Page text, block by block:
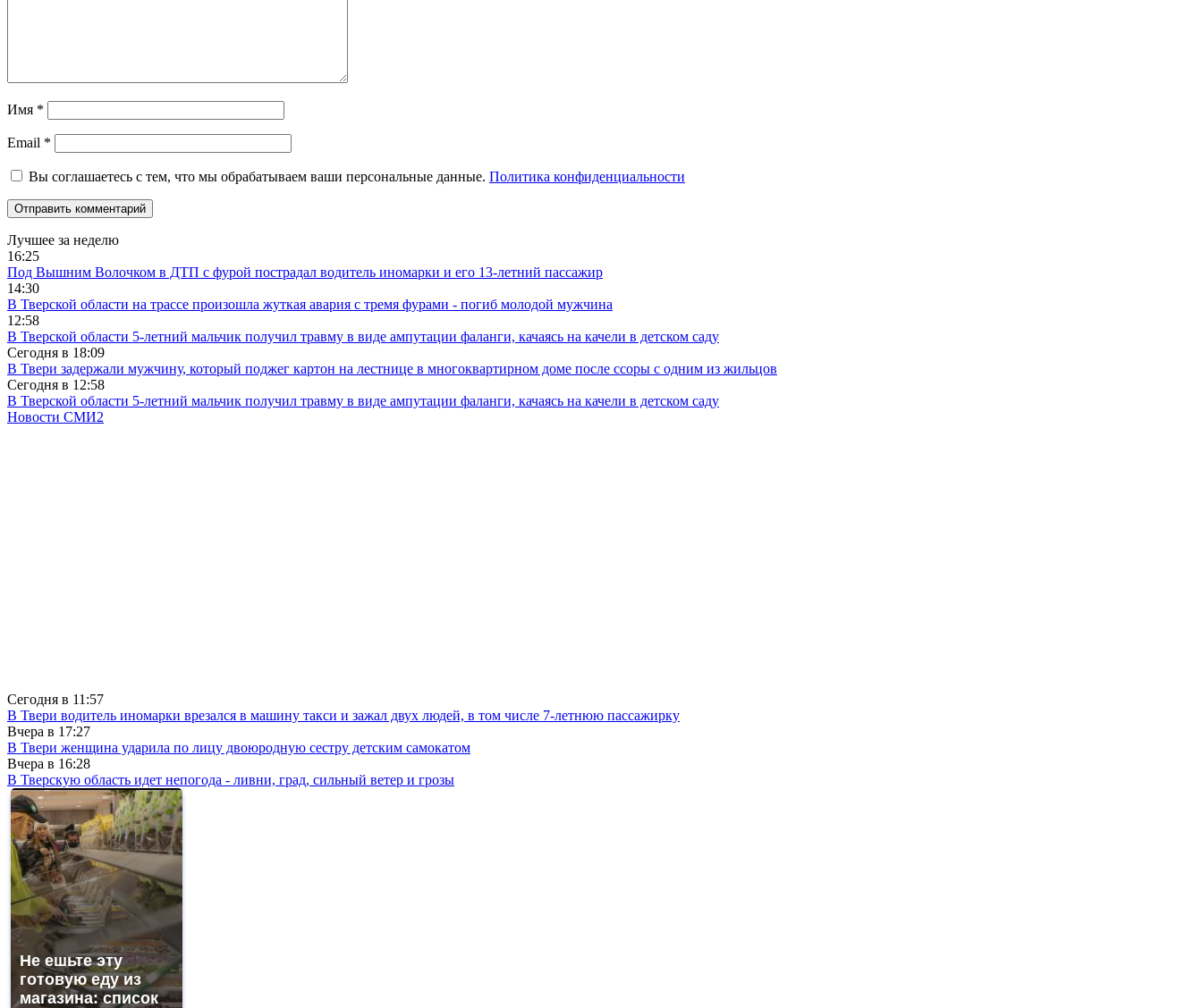
Имя *
Email *
Вы соглашаетесь с тем, что мы обрабатываем ваши персональные данные. Политика конфиденциальности
Лучшее за неделю
16:25
Под Вышним Волочком в ДТП с фурой пострадал водитель иномарки и его 13-летний пассажир
14:30
В Тверской области на трассе произошла жуткая авария с тремя фурами - погиб молодой мужчина
12:58
В Тверской области 5-летний мальчик получил травму в виде ампутации фаланги, качаясь на качели в детском саду
Сегодня в 18:09
В Твери задержали мужчину, который поджег картон на лестнице в многоквартирном доме после ссоры с одним из жильцов
Сегодня в 12:58
В Тверской области 5-летний мальчик получил травму в виде ампутации фаланги, качаясь на качели в детском саду
Новости СМИ2
Сегодня в 11:57
В Твери водитель иномарки врезался в машину такси и зажал двух людей, в том числе 7-летнюю пассажирку
Вчера в 17:27
В Твери женщина ударила по лицу двоюродную сестру детским самокатом
Вчера в 16:28
В Тверскую область идет непогода - ливни, град, сильный ветер и грозы
Не ешьте эту
готовую еду из
магазина: список